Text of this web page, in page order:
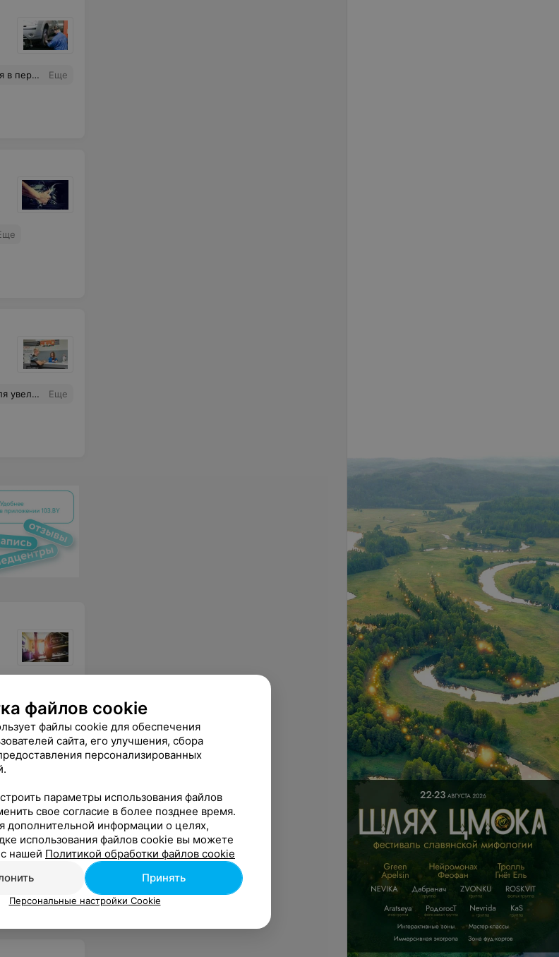
есть. Еще
рекомендую Еще
!
relax.by
файлов cookie
файлы cookie для обеспечения
сайта, его улучшения, сбора
персонализированных
параметры использования файлов
свое согласие в более позднее время.
дополнительной информации о целях,
использования файлов cookie вы можете
нашей Политикой обработки файлов cookie
Принять
Персональные настройки Cookie